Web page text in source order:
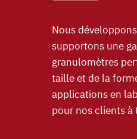
Nous
supportons une
granulomètres
taille et de la
applications en
pour nos clients à